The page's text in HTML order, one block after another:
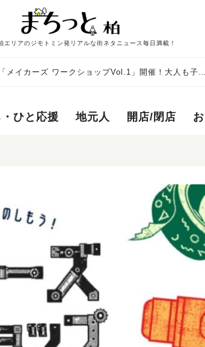
エリアのジモトミン発リアルな街ネタニュース毎日満載！
メイカーズ ワークショップVol.1」開催！大人も子ど
・ひと応援 地元人 開店/閉店